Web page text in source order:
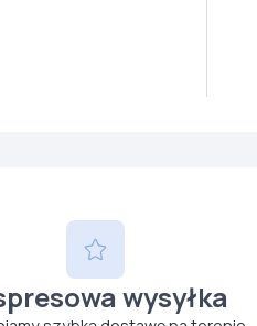
wysyłka